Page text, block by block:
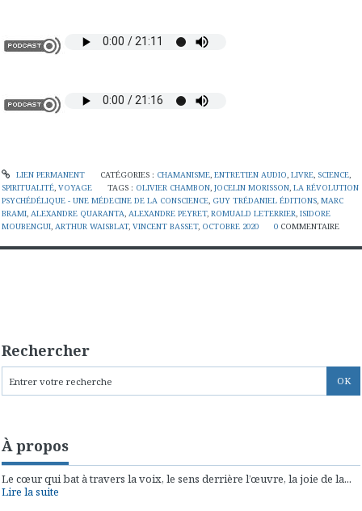
LIEN PERMANENT CATÉGORIES : CHAMANISME, ENTRETIEN AUDIO, LIVRE, SCIENCE,
SPIRITUALITÉ, VOYAGE TAGS : OLIVIER CHAMBON,JOCELIN MORISSON,LA RÉVOLUTION
PSYCHÉDÉLIQUE - UNE MÉDECINE DE LA CONSCIENCE, GUY TRÉDANIEL ÉDITIONS, MARC
BRAMI, ALEXANDRE QUARANTA, ALEXANDRE PEYRET, ROMUALD LETERRIER, ISIDORE
MOUBENGUI, ARTHUR WAISBLAT, VINCENT BASSET, OCTOBRE 2020 0 COMMENTAIRE
Rechercher
À propos
Le cœur qui bat à travers la voix, le sens derrière l’œuvre, la joie de la...
Lire la suite